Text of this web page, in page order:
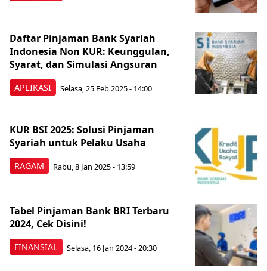
APLIKASI
Daftar Pinjaman Bank Syariah
Indonesia Non KUR: Keunggulan,
Syarat, dan Simulasi Angsuran
Selasa, 25 Feb 2025 - 14:00
RAGAM
KUR BSI 2025: Solusi Pinjaman
Syariah untuk Pelaku Usaha
Rabu, 8 Jan 2025 - 13:59
FINANSIAL
Tabel Pinjaman Bank BRI Terbaru
2024, Cek Disini!
Selasa, 16 Jan 2024 - 20:30